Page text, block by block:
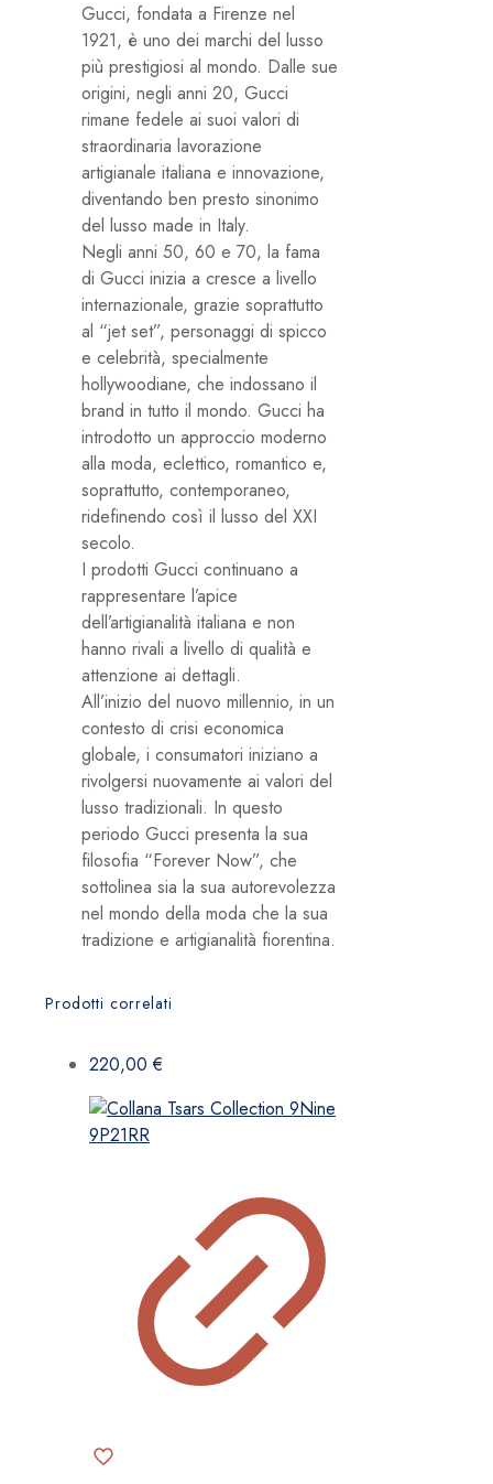
Gucci, fondata a Firenze nel
1921, è uno dei marchi del lusso
più prestigiosi al mondo. Dalle sue
origini, negli anni 20, Gucci
rimane fedele ai suoi valori di
straordinaria lavorazione
artigianale italiana e innovazione,
diventando ben presto sinonimo
del lusso made in Italy.
Negli anni 50, 60 e 70, la fama
di Gucci inizia a cresce a livello
internazionale, grazie soprattutto
al “jet set”, personaggi di spicco
e celebrità, specialmente
hollywoodiane, che indossano il
brand in tutto il mondo. Gucci ha
introdotto un approccio moderno
alla moda, eclettico, romantico e,
soprattutto, contemporaneo,
ridefinendo così il lusso del XXI
secolo.
I prodotti Gucci continuano a
rappresentare l’apice
dell’artigianalità italiana e non
hanno rivali a livello di qualità e
attenzione ai dettagli.
All’inizio del nuovo millennio, in un
contesto di crisi economica
globale, i consumatori iniziano a
rivolgersi nuovamente ai valori del
lusso tradizionali. In questo
periodo Gucci presenta la sua
filosofia “Forever Now”, che
sottolinea sia la sua autorevolezza
nel mondo della moda che la sua
tradizione e artigianalità fiorentina.
Prodotti correlati
220,00€